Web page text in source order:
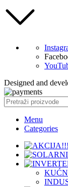
Designed and
Menu
Categories